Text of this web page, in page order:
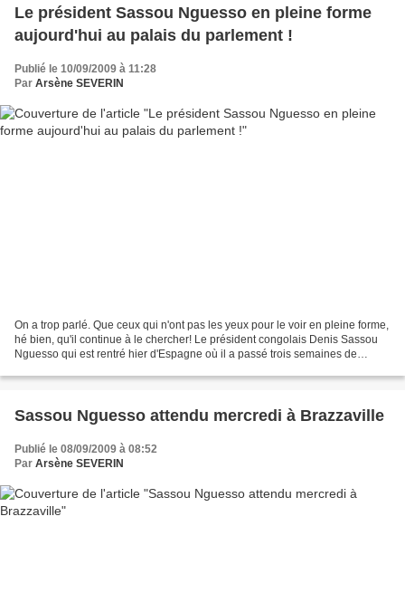
Le président Sassou Nguesso en pleine forme
aujourd'hui au palais du parlement !
Publié le 10/09/2009 à 11:28
Par Arsène SEVERIN
On a trop parlé. Que ceux qui n'ont pas les yeux pour le voir en pleine forme,
hé bien, qu'il continue à le chercher! Le président congolais Denis Sassou
Nguesso qui est rentré hier d'Espagne où il a passé trois semaines de
Sassou Nguesso attendu mercredi à Brazzaville
Publié le 08/09/2009 à 08:52
Par Arsène SEVERIN